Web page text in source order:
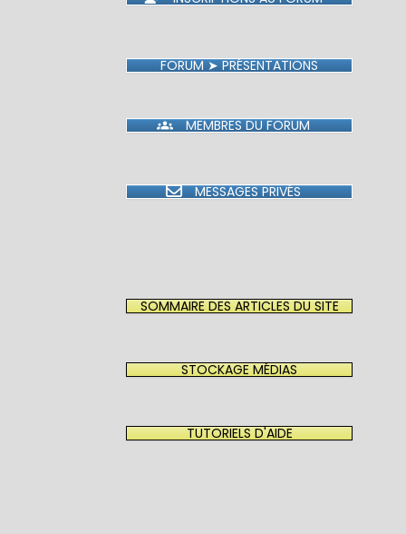
FORUM ➤ PRÉSENTATIONS
MEMBRES DU FORUM
MESSAGES PRIVÉS
SOMMAIRE DES ARTICLES DU SITE
STOCKAGE MÉDIAS
TUTORIELS D'AIDE